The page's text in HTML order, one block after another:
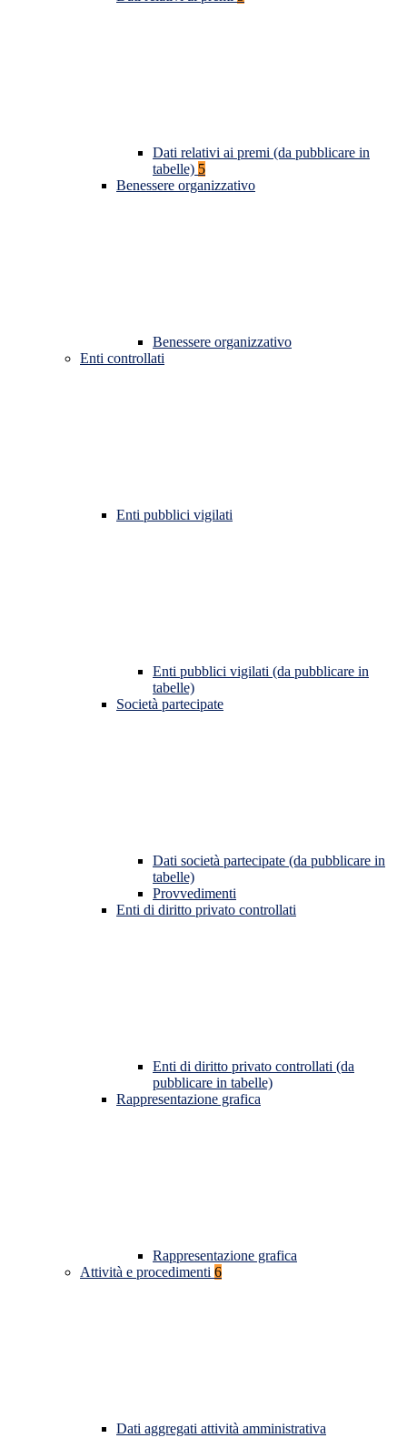
Dati relativi ai premi (da pubblicare in
tabelle) 5
Benessere organizzativo
Benessere organizzativo
Enti controllati
Enti pubblici vigilati
Enti pubblici vigilati (da pubblicare in
tabelle)
Società partecipate
Dati società partecipate (da pubblicare in
tabelle)
Provvedimenti
Enti di diritto privato controllati
Enti di diritto privato controllati (da
pubblicare in tabelle)
Rappresentazione grafica
Rappresentazione grafica
Attività e procedimenti 6
Dati aggregati attività amministrativa